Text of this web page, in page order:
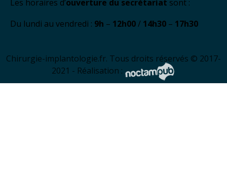
Les horaires d’ouverture du secrétariat sont :
Du lundi au vendredi : 9h – 12h00/ 14h30 – 17h30
Chirurgie-implantologie.fr. Tous droits réservés © 2017-
2021 - Réalisation :